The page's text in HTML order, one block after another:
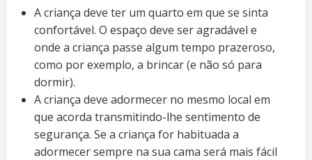
A criança deve ter um quarto em que se sinta
confortável. O espaço deve ser agradável e
onde a criança passe algum tempo prazeroso,
como por exemplo, a brincar (e não só para
dormir).
A criança deve adormecer no mesmo local em
que acorda transmitindo-lhe sentimento de
segurança. Se a criança for habituada a
adormecer sempre na sua cama será mais fácil